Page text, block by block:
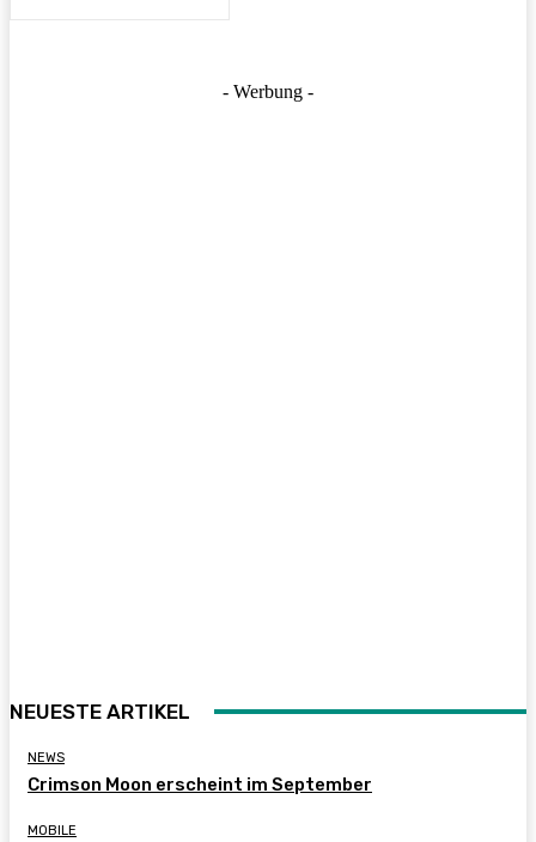
- Werbung -
NEUESTE ARTIKEL
NEWS
Crimson Moon erscheint im September
MOBILE